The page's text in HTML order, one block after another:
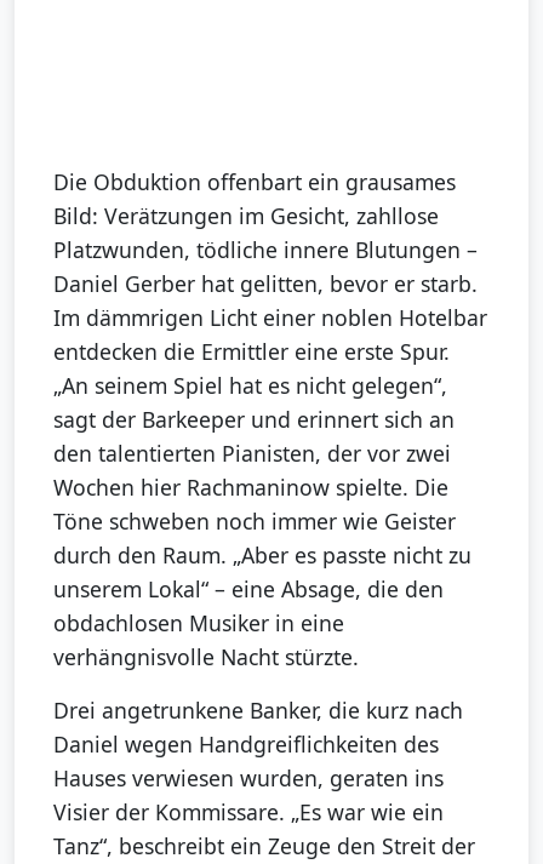
Die Obduktion offenbart ein grausames
Bild: Verätzungen im Gesicht, zahllose
Platzwunden, tödliche innere Blutungen –
Daniel Gerber hat gelitten, bevor er starb.
Im dämmrigen Licht einer noblen Hotelbar
entdecken die Ermittler eine erste Spur.
„An seinem Spiel hat es nicht gelegen“,
sagt der Barkeeper und erinnert sich an
den talentierten Pianisten, der vor zwei
Wochen hier Rachmaninow spielte. Die
Töne schweben noch immer wie Geister
durch den Raum. „Aber es passte nicht zu
unserem Lokal“ – eine Absage, die den
obdachlosen Musiker in eine
verhängnisvolle Nacht stürzte.
Drei angetrunkene Banker, die kurz nach
Daniel wegen Handgreiflichkeiten des
Hauses verwiesen wurden, geraten ins
Visier der Kommissare. „Es war wie ein
Tanz“, beschreibt ein Zeuge den Streit der